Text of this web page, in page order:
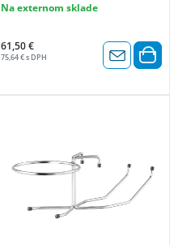
Na externom sklade
61,50 €
75,64 € s DPH